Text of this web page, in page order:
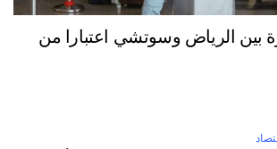
بين الرياض وسوتشي اعتبارا من